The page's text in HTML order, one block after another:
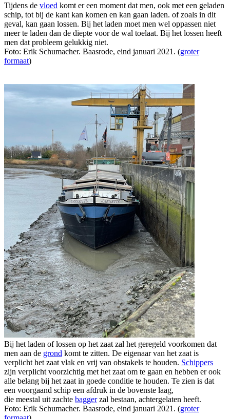
Tijdens de vloed komt er een moment dat men, ook met een geladen
schip, tot bij de kant kan komen en kan gaan laden. of zoals in dit
geval, kan gaan lossen. Bij het laden moet men wel oppassen niet
meer te laden dan de diepte voor de wal toelaat. Bij het lossen heeft
men dat probleem gelukkig niet.
Foto: Erik Schumacher. Baasrode, eind januari 2021. (groter
formaat)
Bij het laden of lossen op het zaat zal het geregeld voorkomen dat
men aan de grond komt te zitten. De eigenaar van het zaat is
verplicht het zaat vlak en vrij van obstakels te houden. Schippers
zijn verplicht voorzichtig met het zaat om te gaan en hebben er ook
alle belang bij het zaat in goede conditie te houden. Te zien is dat
een voorgaand schip een afdruk in de bovenste laag,
die meestal uit zachte baggerzal bestaan, achtergelaten heeft.
Foto: Erik Schumacher. Baasrode, eind januari 2021. (groter